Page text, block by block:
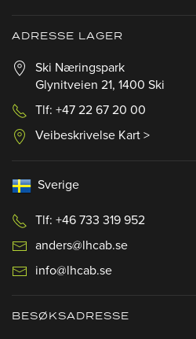
ADRESSE LAGER
Ski Næringspark
Glynitveien 21, 1400 Ski
Tlf: +47 22 67 20 00
Veibeskrivelse Kart >
Sverige
Tlf: +46 733 319 952
anders@lhcab.se
info@lhcab.se
BESØKSADRESSE